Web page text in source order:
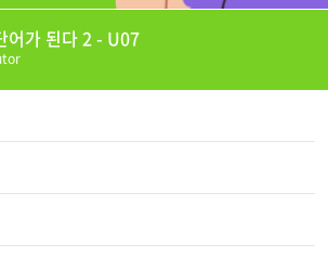
어가 된다 2 - U07